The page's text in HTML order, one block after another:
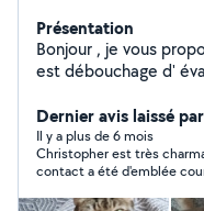
Présentation
Bonjour , je vous
est débouchage d'
Dernier avis laissé
Il y a plus de 6 mois
Christopher est très
contact a été d'emblée